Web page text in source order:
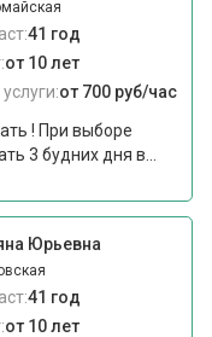
41 год
от 10 лет
от 700 руб/час
! При выборе
3 будних дня в...
Юрьевна
41 год
от 10 лет